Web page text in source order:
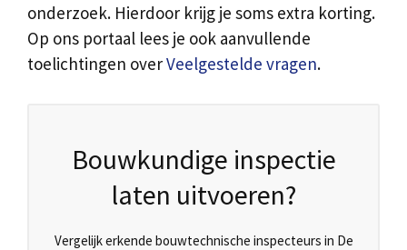
onderzoek. Hierdoor krijg je soms extra korting.
Op ons portaal lees je ook aanvullende
toelichtingen overVeelgestelde vragen.
Bouwkundige inspectie
laten uitvoeren?
Vergelijk erkende bouwtechnische inspecteurs in De